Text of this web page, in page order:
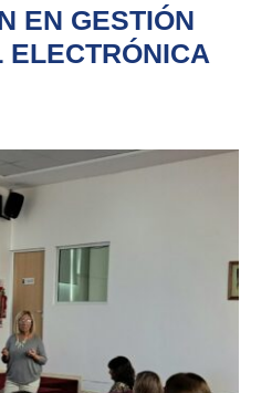
EN GESTIÓN
ELECTRÓNICA